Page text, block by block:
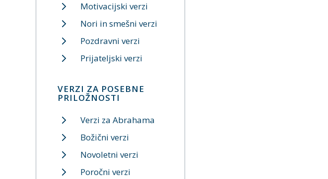
Motivacijski verzi
Nori in smešni verzi
Pozdravni verzi
Prijateljski verzi
VERZI ZA POSEBNE
PRILOŽNOSTI
Verzi za Abrahama
Božični verzi
Novoletni verzi
Poročni verzi